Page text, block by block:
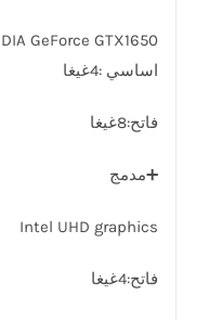
GeForce GTX1650
اساسي :4غيغا
فاتح:8غيغا
➕مدمج
Intel UHD graphics
فاتح:4غيغا